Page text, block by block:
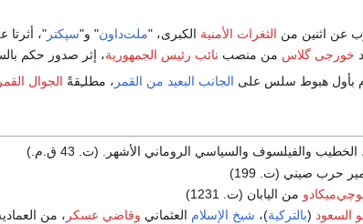
عن اثنين من الثغرات الأمنية الكبرى، "ملت‌داون" و"سپكتر "، أثرتا
خورجى گلاس من منصب نائب رئيس الجمهورية، إثر صدور حكم
بأول هبوط سلس على الجانب البعيد من القمر ، مطلـِقةً الجوال
الخطيب والفيلسوف والسياسي الروماني الأشهر. (ت. 43 ق.م.)
حرب صيني (ت. 199)
من اليابان (ت. 1231)
السعود (بالتركية)، شيخ الإسلام العثماني وقاضي عسكر ، من